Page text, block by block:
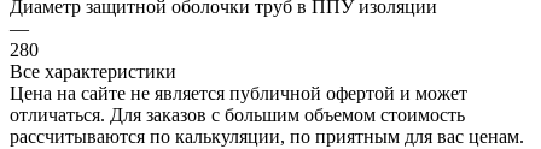
Диаметр защитной оболочки труб в ППУ изоляции
—
280
Все характеристики
Цена на сайте не является публичной офертой и может
отличаться. Для заказов с большим объемом стоимость
рассчитываются по калькуляции, по приятным для вас ценам.